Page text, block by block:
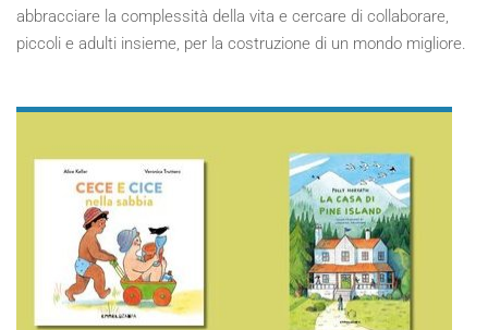
abbracciare la complessità della vita e cercare di collaborare,
piccoli e adulti insieme, per la costruzione di un mondo migliore.